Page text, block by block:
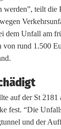
werden”, teilt
dem Unfall am
von rund 1.500
auf der St 2181
fest. “Die
und der